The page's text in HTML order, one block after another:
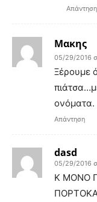
Απάντηση
Μακης
05/29/2016
Ξέρουμε
ονόματα.
Απάντηση
dasd
05/29/2016
Κ ΜΟΝΟ